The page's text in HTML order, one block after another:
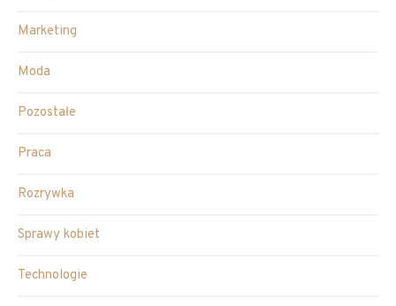
Marketing
Moda
Pozostałe
Praca
Rozrywka
Sprawy kobiet
Technologie